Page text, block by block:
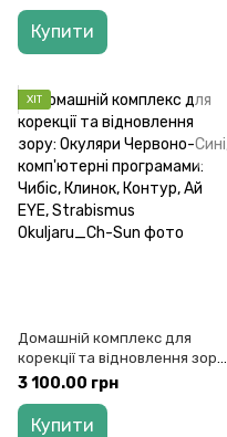
Купити
ХІТ
Домашній комплекс для
корекції та відновлення зору:
Окуляри Червоно-Сині,
Чибіс, Клинок, Контур, Ай
3 100.00 грн
Купити